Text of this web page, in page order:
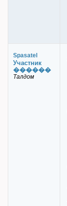
Spasatel
Участник
������
Талдом